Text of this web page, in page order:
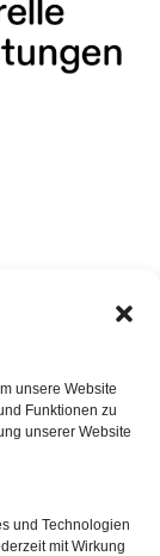
unsere Website
Funktionen zu
unserer Website
und Technologien
mit Wirkung